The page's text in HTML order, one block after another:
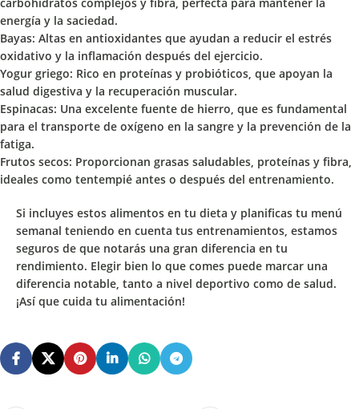
carbohidratos complejos y fibra, perfecta para mantener la
energía y la saciedad.
Bayas: Altas en antioxidantes que ayudan a reducir el estrés
oxidativo y la inflamación después del ejercicio.
Yogur griego: Rico en proteínas y probióticos, que apoyan la
salud digestiva y la recuperación muscular.
Espinacas: Una excelente fuente de hierro, que es fundamental
para el transporte de oxígeno en la sangre y la prevención de la
fatiga.
Frutos secos: Proporcionan grasas saludables, proteínas y fibra,
ideales como tentempié antes o después del entrenamiento.
Si incluyes estos alimentos en tu dieta y planificas tu menú
semanal teniendo en cuenta tus entrenamientos, estamos
seguros de que notarás una gran diferencia en tu
rendimiento. Elegir bien lo que comes puede marcar una
diferencia notable, tanto a nivel deportivo como de salud.
¡Así que cuida tu alimentación!